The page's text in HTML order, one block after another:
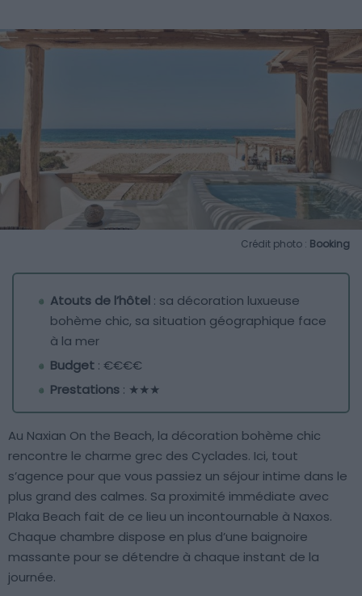
Crédit photo : Booking
Atouts de l’hôtel : sa décoration luxueuse
bohème chic, sa situation géographique face
à la mer
Budget : €€€€
Prestations : ★★★
Au Naxian On the Beach, la décoration bohème chic
rencontre le charme grec des Cyclades. Ici, tout
s’agence pour que vous passiez un séjour intime dans le
plus grand des calmes. Sa proximité immédiate avec
Plaka Beach fait de ce lieu un incontournable à Naxos.
Chaque chambre dispose en plus d’une baignoire
massante pour se détendre à chaque instant de la
journée.